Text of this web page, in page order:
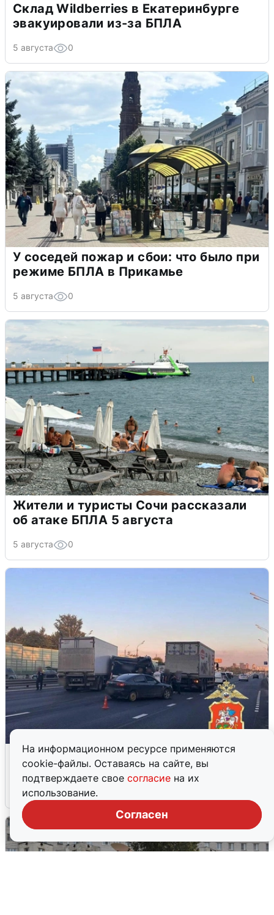
На информационном ресурсе применяются
cookie-файлы. Оставаясь на сайте, вы
подтверждаете свое согласие на их
использование.
Согласен
Склад Wildberries в Екатеринбурге
эвакуировали из-за БПЛА
5 августа 0
У соседей пожар и сбои: что было при
режиме БПЛА в Прикамье
5 августа 0
Жители и туристы Сочи рассказали
об атаке БПЛА 5 августа
5 августа 0
Пять машин столкнулись на
Дмитровском шоссе в Подмосковье
4 августа 0